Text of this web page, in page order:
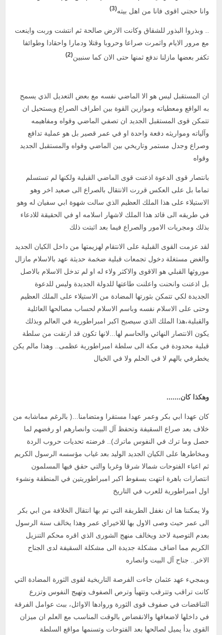
وانا حجتي اقوى فانا من اهل بيته(3)
.. وبذروا البذور للشقاق وكانت الارض صالحة ثم انتشت وربت واينعت
مع مرور الايام واثمرت صراعا وحروبا وقتلا ودمارا واحقادا وطوائفا
تكفر بعضها مازلنا ندفع ثمنها حتى الان كما سنبين(2)
ان المستقبل ليس هو الا الماضي نفسه مع بعض التعديل الذي يسمح
به الواقع ومعطياته وموازين القوة بين اطراف الصراع ويستحيل ان
تتمكن قوى المستقبل الجديد ان تصفي الماضي وقواه ومفاهيمه
وآلياته ومواريثه دفعة واحدة او في عمر قصير بل هو عملية تدافع
وصراع وجدل مستمر وتاريخي بين الماضي وقواه والمستقبل الجديد
وقواه
بانتصار قوى الدعوة اذعنت قوى الماضي القبلية ولكنها لم تستسلم
تماما بل على العكس قررت الانتقال بالصراع الى صعيد اخر وهو
الاستيلاء على هذا الملك العظيم الذي سالت شهوة ابي سفيان له وهو
في طريقه الى قائد هذا الملك لاشهار اسلامه او في الحقيقة للادعاء
بذلك ومجريات الامور والصراع فيما بعد اثبتت ذلك
لقد عزمت القوى القبلية على الانتقام لهزيمتها من داخل الكيان الجديد
والغض مستغلة دخول تجمعات قبلية ضخمة حديثة عهد بالاسلام مازال
موروثها القبلي هو الاقوى والاكثر ولاء له او لم تدخل الاسلام بالاصل
بل اذعنت وانحنت واعلنت طاعتها للدولة الجديدة وليس للدعوة
الجديدة لكي تتمكن بثورتها المضادة من الاستيلاء على الملك العظيم
وحتى على الاسلام نفسه وباسم الاسلام لحساب مصالحها العائلية
والقبلية،هذا الملك الذي سيصبح اكبر امبراطورية في العالم وبذلك
يكون الانتصار النهائي والحاسم لها...لانها تكون قد ارتقت من سلطة
قبلية محدودة في مكة الى سلطة امبراطورية عظمى.. وهذا مالم يكن
يخطرفي بالهم لا في الحلم ولا في الخيال
وهكذا كان.......
كان عهدا ابي بكر وعمر عهدا مستقرا ومتضامنا...( بالرغم مماشابه من
خلاف بعد صراع السقيفة وتحفظ آل البيت وانصارهم او رفضهم لما
حصل وما ترك في النفوس ماترك).. فرضته تحديات حروب الردة
ومخاطرها على الكيان الجديد الوليد بعد غياب مؤسسه الرسول الكريم
ثم اعباء الفتوحات شمالا شرقا وغربا والتي حقق فيها المسلمون
انتصارات باهرة انتهت بسقوط اكبر امبراطوريتين في المنطقة ونشوء
اول امبراطورية للعرب في التاريخ
ولا يمكننا هنا ان نغفل الطريقة التي تم بها انتقال الخلافة من ابي بكر
الى عمر حيث وصى الاول بها للاخيراي عمر وهذا يخالف سنة الرسول
بعدم التوصية لاحد ويخالف منهج الشورى الذي اقره محكم التنزيل
الكريم مما اضاف مشكلة جديدة الى مشكلة السقيفة لدى الجناح
الاخر.. جناح آل البيت وانصاره
وبمجيء عهد عثمان جاءت الفرصة التاريخية لقوى الثورة المضادة التي
كانت تراقب وتترقب وتتهيأ وترص الصفوف وتهيج النفوس وتزرع
التناقضات في صفوف قوى الثورة وروادها الاوائل، ببث عوامل الفرقة
في داخلها لاضعافها والانقضاض بالوقت المناسب مع العلم ان ميزان
القوى بدأ يميل لصالحها بعد الفتوحات وتسنمها مواقع السلطة